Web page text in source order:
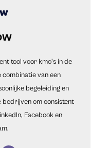
tool voor kmo's in de
combinatie van een
begeleiding en
bedrijven om consistent
Facebook en